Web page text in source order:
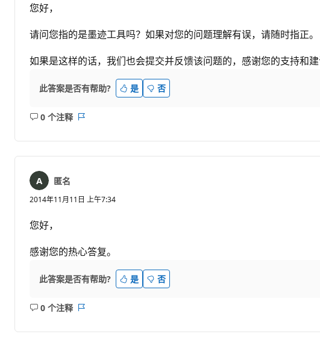
您好，
请问您指的是墨迹工具吗？如果对您的问题理解有误，请随时指正。
如果是这样的话，我们也会提交并反馈该问题的，感谢您的支持和建
此答案是否有帮助? 是 否
0 个注释
无
匿名
2014年11月11日 上午7:34
您好，
感谢您的热心答复。
此答案是否有帮助? 是 否
0 个注释
无